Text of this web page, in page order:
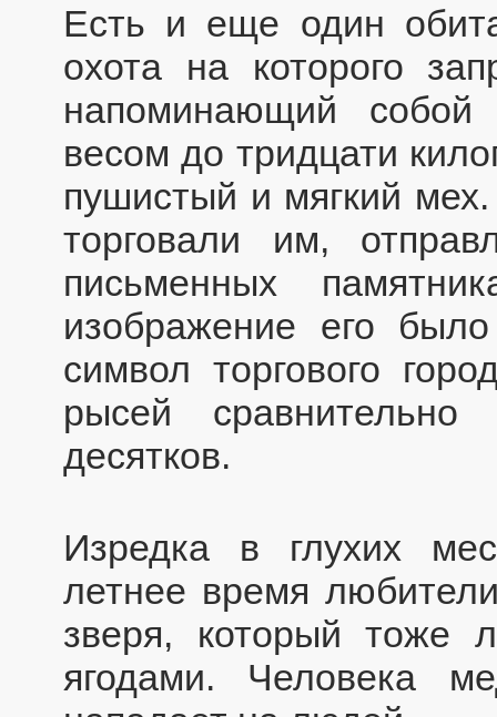
Есть и еще один
охота на которого
напоминающий
весом до тридцати
пушистый и мягкий
торговали им,
письменных
изображение его
символ торгового
рысей
десятков.
Изредка в глухих
летнее время
зверя, который тоже
ягодами. Человека